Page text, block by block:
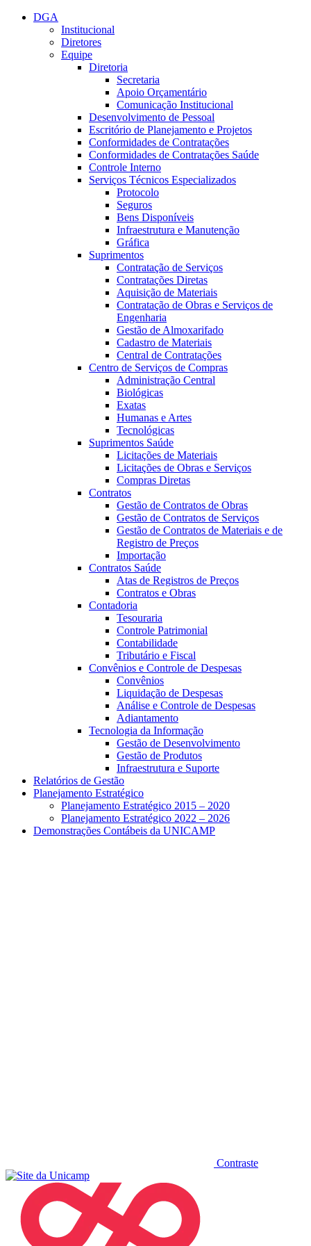
Conteúdo principal
DGA
Institucional
Diretores
Equipe
Diretoria
Secretaria
Apoio Orçamentário
Comunicação Institucional
Desenvolvimento de Pessoal
Escritório de Planejamento e Projetos
Conformidades de Contratações
Conformidades de Contratações Saúde
Controle Interno
Serviços Técnicos Especializados
Protocolo
Seguros
Bens Disponíveis
Infraestrutura e Manutenção
Gráfica
Suprimentos
Contratação de Serviços
Contratações Diretas
Aquisição de Materiais
Contratação de Obras e Serviços de
Engenharia
Gestão de Almoxarifado
Cadastro de Materiais
Central de Contratações
Centro de Serviços de Compras
Administração Central
Biológicas
Exatas
Humanas e Artes
Tecnológicas
Suprimentos Saúde
Licitações de Materiais
Licitações de Obras e Serviços
Compras Diretas
Contratos
Gestão de Contratos de Obras
Gestão de Contratos de Serviços
Gestão de Contratos de Materiais e de
Registro de Preços
Importação
Contratos Saúde
Atas de Registros de Preços
Contratos e Obras
Contadoria
Tesouraria
Controle Patrimonial
Contabilidade
Tributário e Fiscal
Convênios e Controle de Despesas
Convênios
Liquidação de Despesas
Análise e Controle de Despesas
Adiantamento
Tecnologia da Informação
Gestão de Desenvolvimento
Gestão de Produtos
Infraestrutura e Suporte
Relatórios de Gestão
Planejamento Estratégico
Planejamento Estratégico 2015 – 2020
Planejamento Estratégico 2022 – 2026
Demonstrações Contábeis da UNICAMP
Contraste